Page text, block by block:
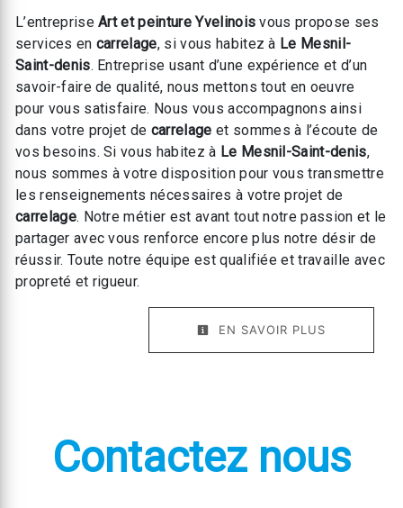
L’entrepriseArt et peinture Yvelinois vous propose ses
services en carrelage, si vous habitez à Le Mesnil-
Saint-denis. Entreprise usant d’une expérience et d’un
savoir-faire de qualité, nous mettons tout en oeuvre
pour vous satisfaire. Nous vous accompagnons ainsi
dans votre projet de carrelage et sommes à l’écoute de
vos besoins. Si vous habitez à Le Mesnil-Saint-denis,
nous sommes à votre disposition pour vous transmettre
les renseignements nécessaires à votre projet de
carrelage. Notre métier est avant tout notre passion et le
partager avec vous renforce encore plus notre désir de
réussir. Toute notre équipe est qualifiée et travaille avec
propreté et rigueur.
EN SAVOIR PLUS
Contactez nous